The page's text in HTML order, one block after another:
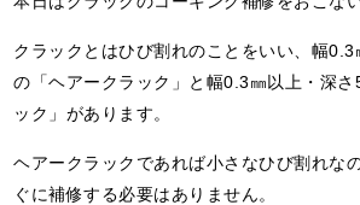
クラックとはひび割れのことをいい、幅
の「ヘアークラック」と幅0.3㎜以上・深さ
ック」があります。
ヘアークラックであれば小さなひび割れな
ぐに補修する必要はありません。